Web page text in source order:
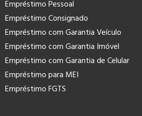
Empréstimo Pessoal
Empréstimo Consignado
Empréstimo com Garantia Veículo
Empréstimo com Garantia Imóvel
Empréstimo com Garantia de Celular
Empréstimo para MEI
Empréstimo FGTS